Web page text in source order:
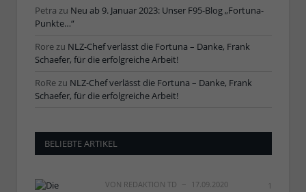
Petra zu Neu ab 9. Januar 2023: Unser F95-Blog „Fortuna-
Punkte…“
Rorezu NLZ-Chef verlässt die Fortuna – Danke, Frank
Schaefer, für die erfolgreiche Arbeit!
RoRezu NLZ-Chef verlässt die Fortuna – Danke, Frank
Schaefer, für die erfolgreiche Arbeit!
BELIEBTE ARTIKEL
VON REDAKTION TD 17.09.2020 1